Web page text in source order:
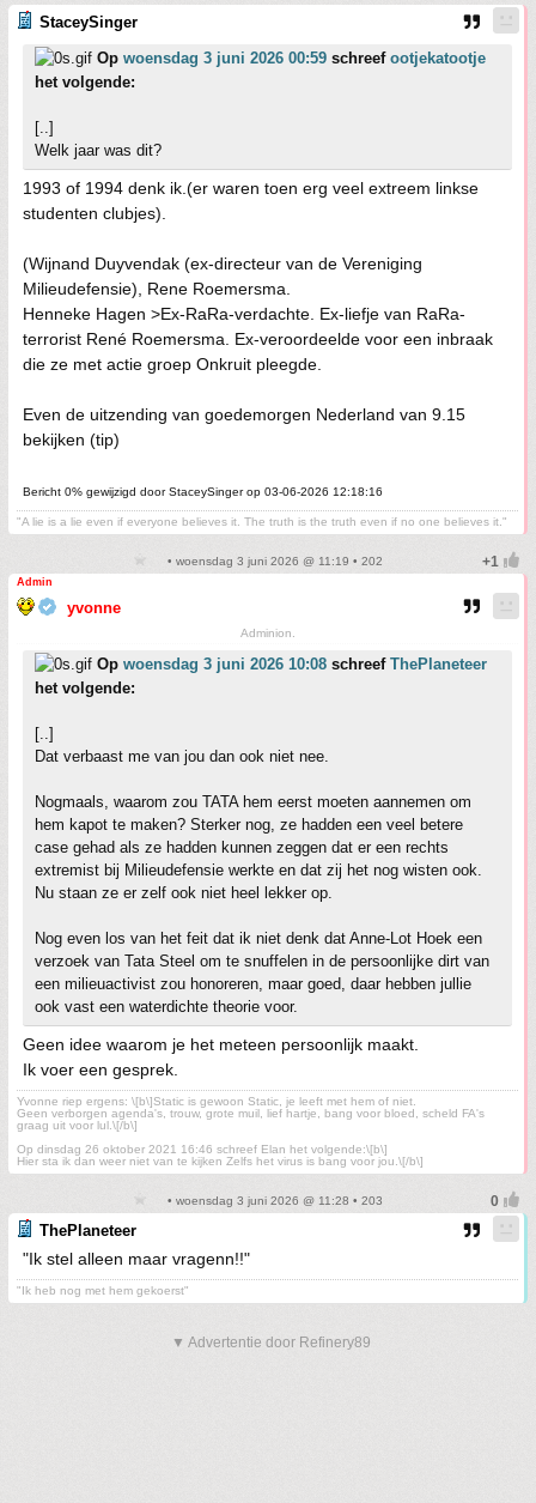
StaceySinger
Op woensdag 3 juni 2026 00:59 schreef ootjekatootje
het volgende:
[..]
Welk jaar was dit?
1993 of 1994 denk ik.(er waren toen erg veel extreem linkse
studenten clubjes).
(Wijnand Duyvendak (ex-directeur van de Vereniging
Milieudefensie), Rene Roemersma.
Henneke Hagen >Ex-RaRa-verdachte. Ex-liefje van RaRa-
terrorist René Roemersma. Ex-veroordeelde voor een inbraak
die ze met actie groep Onkruit pleegde.
Even de uitzending van goedemorgen Nederland van 9.15
bekijken (tip)
Bericht 0% gewijzigd door StaceySinger op 03-06-2026 12:18:16
"A lie is a lie even if everyone believes it. The truth is the truth even if no one believes it."
• woensdag 3 juni 2026 @ 11:19 • 202
Admin
yvonne
Adminion.
Op woensdag 3 juni 2026 10:08 schreef ThePlaneteer
het volgende:
[..]
Dat verbaast me van jou dan ook niet nee.
Nogmaals, waarom zou TATA hem eerst moeten aannemen om
hem kapot te maken? Sterker nog, ze hadden een veel betere
case gehad als ze hadden kunnen zeggen dat er een rechts
extremist bij Milieudefensie werkte en dat zij het nog wisten ook.
Nu staan ze er zelf ook niet heel lekker op.
Nog even los van het feit dat ik niet denk dat Anne-Lot Hoek een
verzoek van Tata Steel om te snuffelen in de persoonlijke dirt van
een milieuactivist zou honoreren, maar goed, daar hebben jullie
ook vast een waterdichte theorie voor.
Geen idee waarom je het meteen persoonlijk maakt.
Ik voer een gesprek.
Yvonne riep ergens: \[b\]Static is gewoon Static, je leeft met hem of niet.
Geen verborgen agenda's, trouw, grote muil, lief hartje, bang voor bloed, scheld FA's
graag uit voor lul.\[/b\]
Op dinsdag 26 oktober 2021 16:46 schreef Elan het volgende:\[b\]
Hier sta ik dan weer niet van te kijken Zelfs het virus is bang voor jou.\[/b\]
• woensdag 3 juni 2026 @ 11:28 • 203
ThePlaneteer
"Ik stel alleen maar vragenn!!"
"Ik heb nog met hem gekoerst"
▼ Advertentie door Refinery89